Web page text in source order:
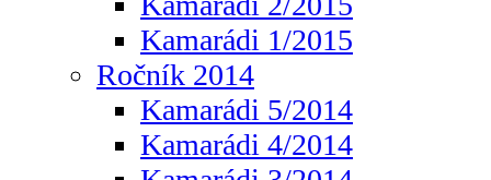
Kamarádi 1/2015
Ročník 2014
Kamarádi 5/2014
Kamarádi 4/2014